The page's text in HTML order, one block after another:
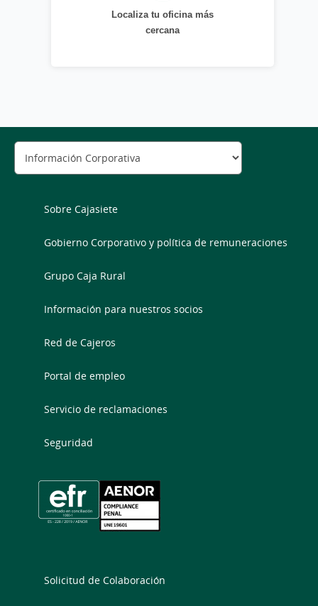
Localiza tu oficina más
cercana
Sobre Cajasiete
Gobierno Corporativo y política de remuneraciones
Grupo Caja Rural
Información para nuestros socios
Red de Cajeros
Portal de empleo
Servicio de reclamaciones
Seguridad
Solicitud de Colaboración